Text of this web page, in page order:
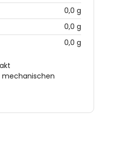
0,0 g
0,0 g
0,0 g
mechanischen